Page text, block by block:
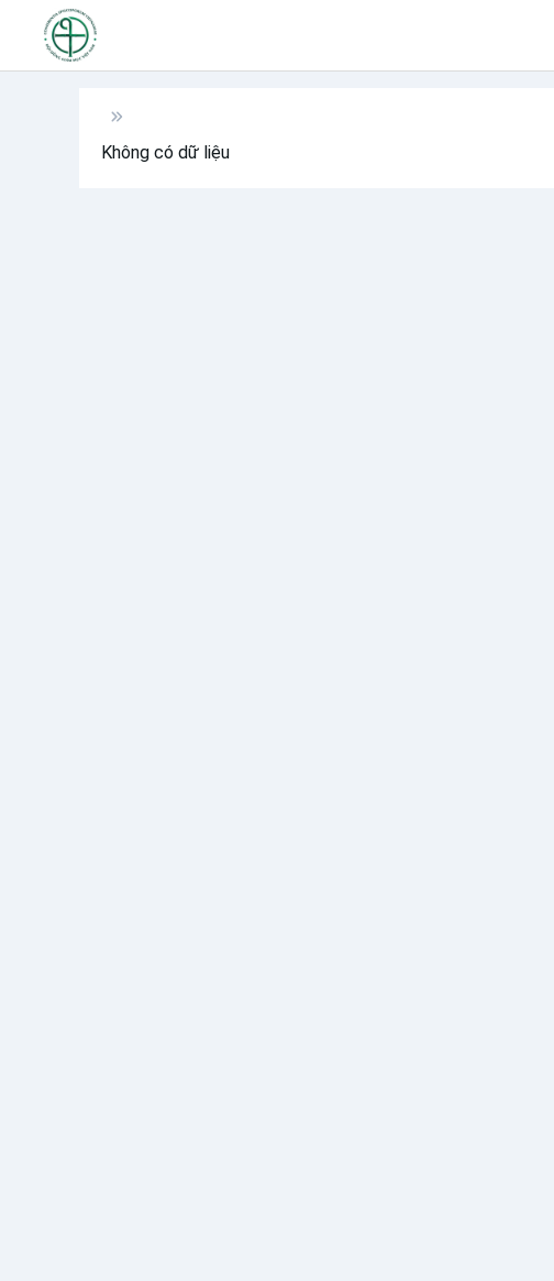
Không có dữ liệu